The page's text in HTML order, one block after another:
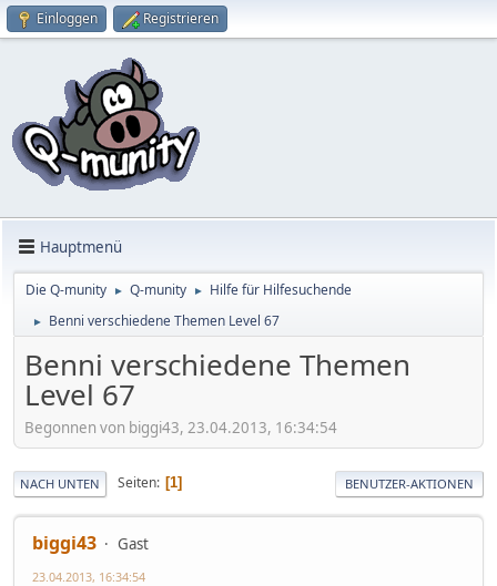
Einloggen Registrieren
Hauptmenü
Die Q-munity ► Q-munity ► Hilfe für Hilfesuchende
► Benni verschiedene Themen Level 67
Benni verschiedene Themen
Level 67
Begonnen von biggi43, 23.04.2013, 16:34:54
NACH UNTEN Seiten 1 BENUTZER-AKTIONEN
biggi43 Gast
23.04.2013, 16:34:54